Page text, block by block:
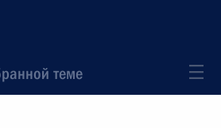
теме